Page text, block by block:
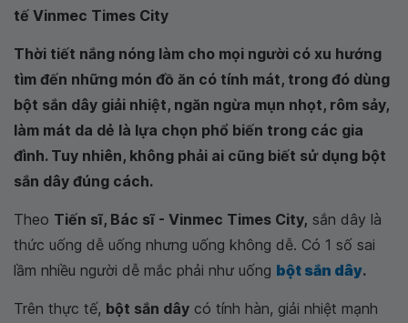
tế Vinmec Times City
Thời tiết nắng nóng làm cho mọi người có xu hướng
tìm đến những món đồ ăn có tính mát, trong đó dùng
bột sắn dây giải nhiệt, ngăn ngừa mụn nhọt, rôm sảy,
làm mát da dẻ là lựa chọn phổ biến trong các gia
đình. Tuy nhiên, không phải ai cũng biết sử dụng bột
sắn dây đúng cách.
Theo Tiến sĩ, Bác sĩ - Vinmec Times City, sắn dây là
thức uống dễ uống nhưng uống không dễ. Có 1 số sai
lầm nhiều người dễ mắc phải như uống bột sắn dây.
Trên thực tế, bột sắn dây có tính hàn, giải nhiệt mạnh